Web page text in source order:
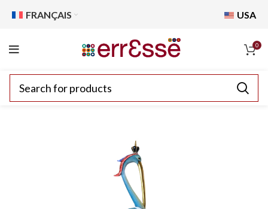
FRANÇAIS USA
0